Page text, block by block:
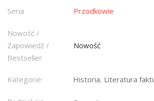
Seria Przodkowie
Nowość /
Zapowiedź /
Bestseller
Nowość
Kategorie: Historia, Literatura